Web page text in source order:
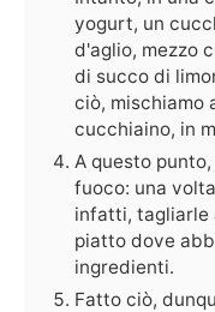
yogurt, un
d'aglio, mezzo
di succo di
ciò, mischiamo
cucchiaino, in
A questo
fuoco: una
infatti, tagliarle
piatto dove
ingredienti.
Fatto ciò,